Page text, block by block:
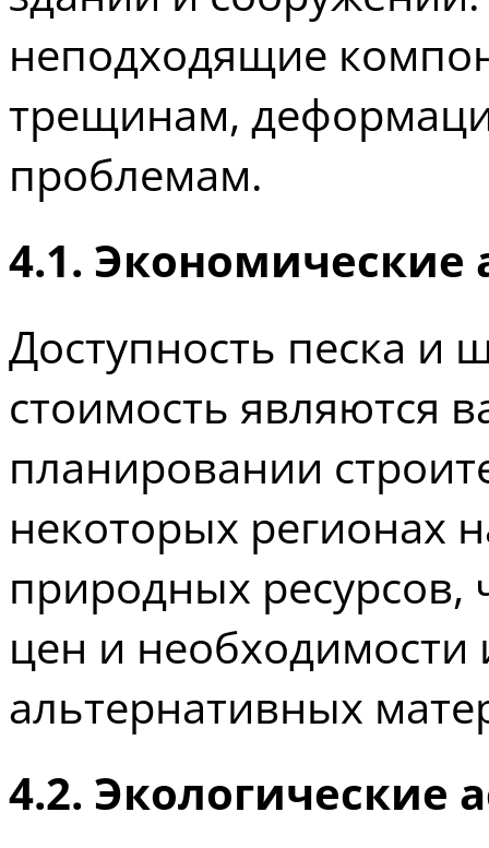
неподходящие
трещинам,
проблемам.
4.1. Экономические
Доступность песка и
стоимость являются
планировании
некоторых регионах
природных ресурсов,
цен и необходимости
альтернативных
4.2. Экологические